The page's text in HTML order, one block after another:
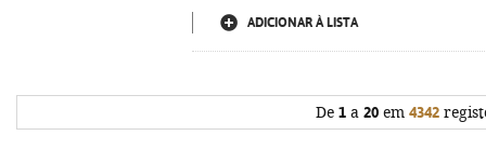
ADICIONAR À LISTA
De 1a 20em 4342